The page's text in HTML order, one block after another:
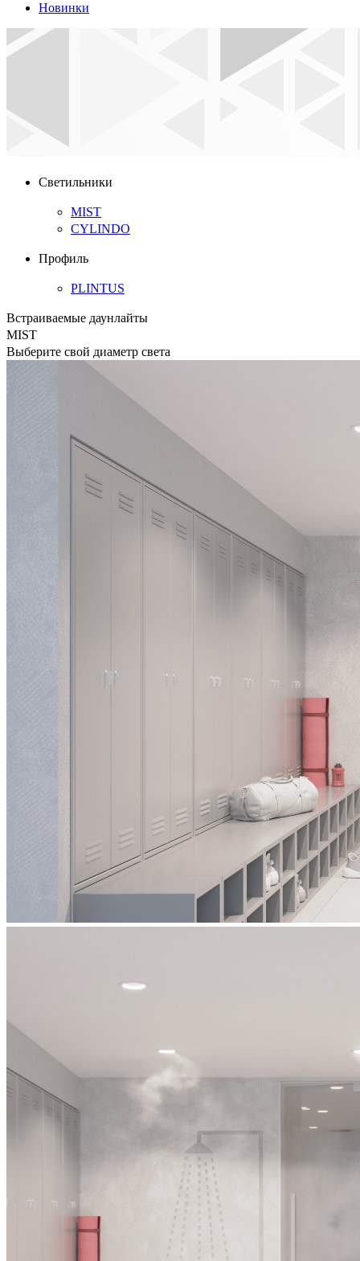
Новинки
Светильники
MIST
CYLINDO
Профиль
PLINTUS
Встраиваемые даунлайты
MIST
Выберите свой диаметр света